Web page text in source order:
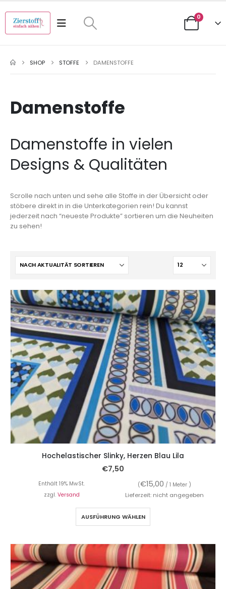
0
SHOP STOFFE DAMENSTOFFE
Damenstoffe
Damenstoffe in vielen
Designs & Qualitäten
Scrolle nach unten und sehe alle Stoffe in der Übersicht oder
stöbere direkt in in die Unterkategorien rein! Du kannst
jederzeit nach “neueste Produkte” sortieren um die Neuheiten
zu sehen!
Hochelastischer Slinky, Herzen Blau Lila
€7,50
Enthält 19% MwSt. (€15,00 / 1 Meter )
zzgl. Versand Lieferzeit: nicht angegeben
AUSFÜHRUNG WÄHLEN